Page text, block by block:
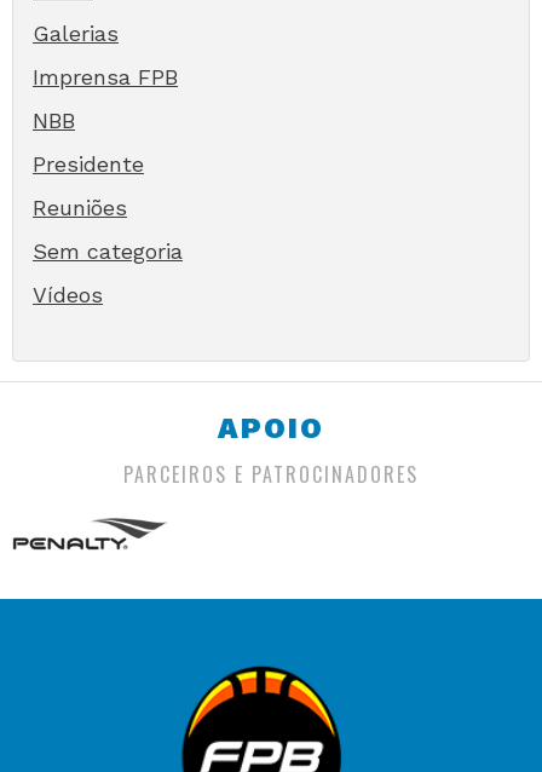
Galerias
Imprensa FPB
NBB
Presidente
Reuniões
Sem categoria
Vídeos
APOIO
PARCEIROS E PATROCINADORES